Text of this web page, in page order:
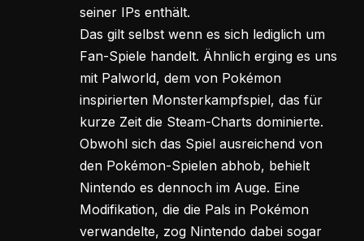
seiner IPs enthält.
Das gilt selbst wenn es sich lediglich um
Fan-Spiele handelt. Ähnlich erging es uns
mit Palworld, dem von Pokémon
inspirierten Monsterkampfspiel, das für
kurze Zeit die Steam-Charts dominierte.
Obwohl sich das Spiel ausreichend von
den Pokémon-Spielen abhob, behielt
Nintendo es dennoch im Auge. Eine
Modifikation, die die Pals in Pokémon
verwandelte, zog Nintendo dabei sogar